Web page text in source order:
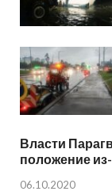
Власти
положение
06.10.2020